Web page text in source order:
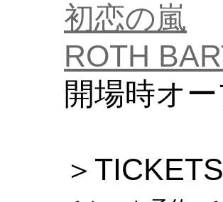
初恋の嵐
ROTH
開場時オ
＞TICKETS